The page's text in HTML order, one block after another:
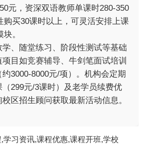
元，资深双语教师单课时280-350
购买30课时以上，可灵活安排上课
。
、随堂练习、阶段性测试等基础
目如竞赛辅导、牛剑笔面试培训
3000-8000元/项）。机构会定期
299元/3课时）及老学员续费优
区招生顾问获取最新活动信息。
学习资讯,课程优惠,课程开班,学校